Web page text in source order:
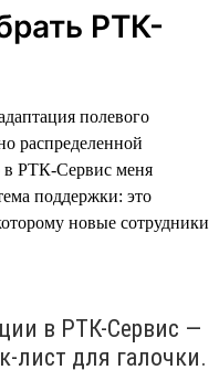
РТК-
полевого
распределенной
РТК-Сервис меня
поддержки: это
новые сотрудники
в РТК-Сервис —
лист для галочки.